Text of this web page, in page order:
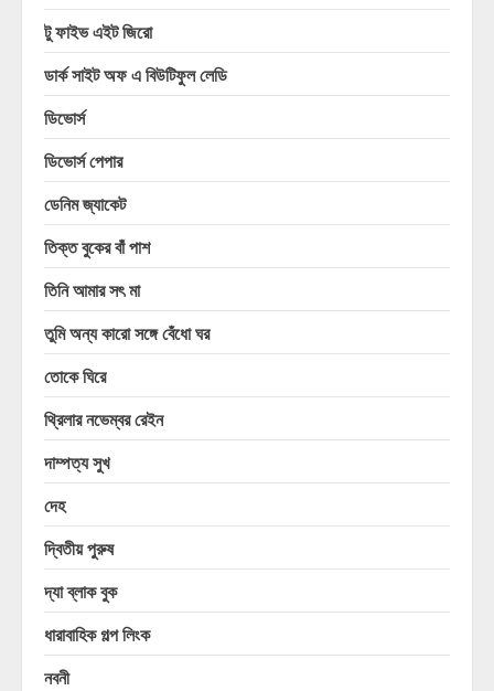
টু ফাইভ এইট জিরো
ডার্ক সাইট অফ এ বিউটিফুল লেডি
ডিভোর্স
ডিভোর্স পেপার
ডেনিম জ্যাকেট
তিক্ত বুকের বাঁ পাশ
তিনি আমার সৎ মা
তুমি অন্য কারো সঙ্গে বেঁধো ঘর
তোকে ঘিরে
থ্রিলার নভেম্বর রেইন
দাম্পত্য সুখ
দেহ
দ্বিতীয় পুরুষ
দ্যা ব্লাক বুক
ধারাবাহিক গল্প লিংক
নবনী